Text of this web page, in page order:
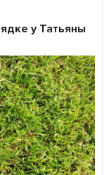
у Татьяны